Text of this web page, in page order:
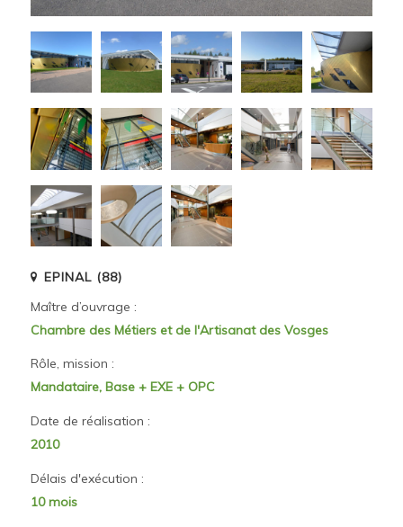
EPINAL (88)
Maître d’ouvrage :
Chambre des Métiers et de l'Artisanat des Vosges
Rôle, mission :
Mandataire, Base + EXE + OPC
Date de réalisation :
2010
Délais d'exécution :
10 mois